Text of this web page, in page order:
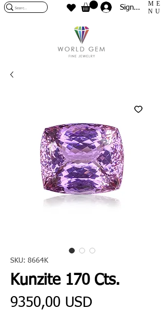
Sign In
ME
NU
SKU: 8664K
Kunzite 170 Cts.
9350,00 USD